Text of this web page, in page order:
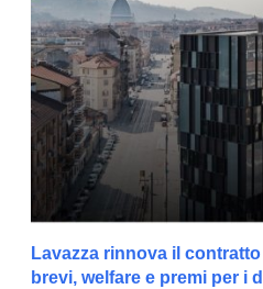
Lavazza rinnova il
brevi, welfare e premi per i